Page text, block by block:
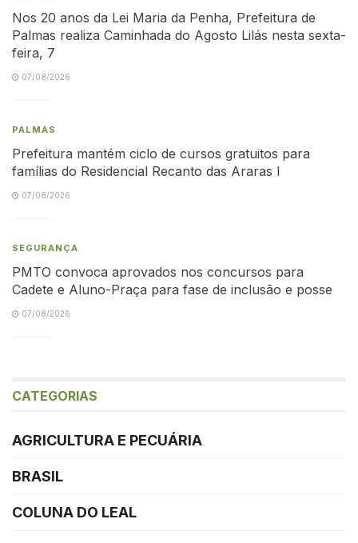
Nos 20 anos da Lei Maria da Penha, Prefeitura de
Palmas realiza Caminhada do Agosto Lilás nesta sexta-
feira, 7
07/08/2026
PALMAS
Prefeitura mantém ciclo de cursos gratuitos para
famílias do Residencial Recanto das Araras I
07/08/2026
SEGURANÇA
PMTO convoca aprovados nos concursos para
Cadete e Aluno-Praça para fase de inclusão e posse
07/08/2026
CATEGORIAS
AGRICULTURA E PECUÁRIA
BRASIL
COLUNA DO LEAL